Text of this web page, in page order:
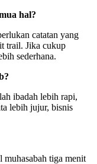
hal?
catatan yang
trail. Jika cukup
sederhana.
ibadah lebih rapi,
lebih jujur, bisnis
tiga menit